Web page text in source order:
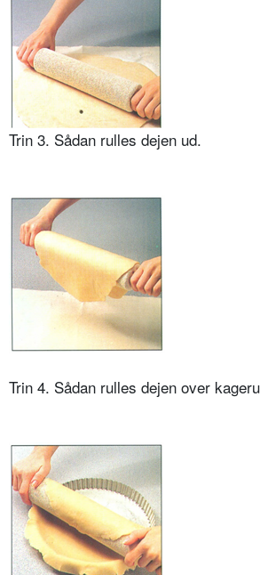
Trin 3. Sådan rulles dejen ud.
Trin 4. Sådan rulles dejen over